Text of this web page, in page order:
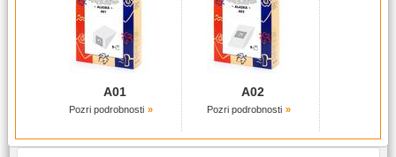
A01
Pozri podrobnosti
A02
Pozri podrobnosti